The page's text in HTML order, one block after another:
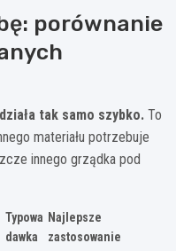
porównanie
tak samo szybko. To
materiału potrzebuje
innego grządka pod
Typowa
dawka
Najlepsze
zastosowanie